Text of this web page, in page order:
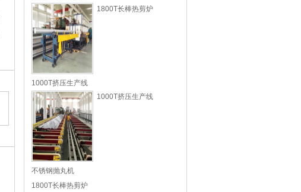
1800T长棒热剪炉
1000T挤压生产线
1000T挤压生产线
不锈钢抛丸机
1800T长棒热剪炉